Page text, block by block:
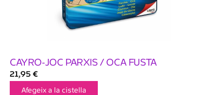
CAYRO-JOC PARXIS / OCA FUSTA
21,95 €
Afegeix a la cistella